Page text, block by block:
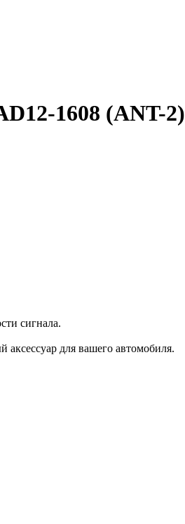
1608 (ANT-2)
сигнала.
для вашего автомобиля.